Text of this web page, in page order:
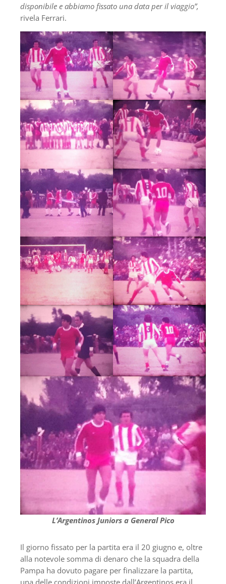
disponibile e abbiamo fissato una data per il viaggio”,
rivela Ferrari.
L’Argentinos Juniors a General Pico
Il giorno fissato per la partita era il 20 giugno e, oltre
alla notevole somma di denaro che la squadra della
Pampa ha dovuto pagare per finalizzare la partita,